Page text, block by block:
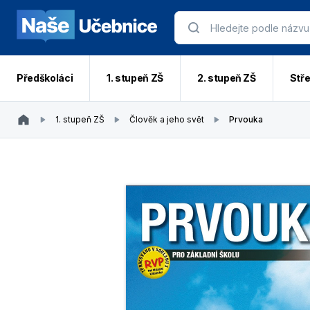
Předškoláci 1. stupeň ZŠ 2. stupeň ZŠ
1. stupeň ZŠ Člověk a jeho svět Prvouka